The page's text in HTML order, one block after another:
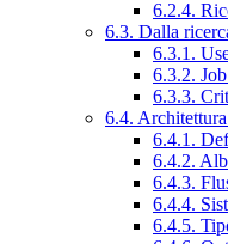
6.2.4.
6.3. Dalla
6.3.1.
6.3.2.
6.3.3.
6.4.
6.4.1.
6.4.2.
6.4.3.
6.4.4.
6.4.5.